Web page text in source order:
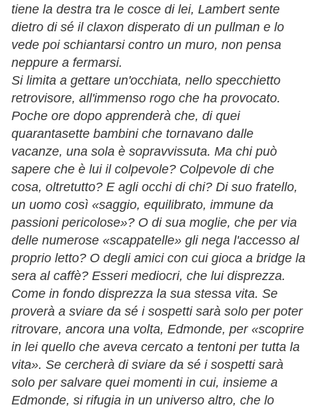
tiene la destra tra le cosce di lei, Lambert sente
dietro di sé il claxon disperato di un pullman e lo
vede poi schiantarsi contro un muro, non pensa
neppure a fermarsi.
Si limita a gettare un'occhiata, nello specchietto
retrovisore, all'immenso rogo che ha provocato.
Poche ore dopo apprenderà che, di quei
quarantasette bambini che tornavano dalle
vacanze, una sola è sopravvissuta. Ma chi può
sapere che è lui il colpevole? Colpevole di che
cosa, oltretutto? E agli occhi di chi? Di suo fratello,
un uomo così «saggio, equilibrato, immune da
passioni pericolose»? O di sua moglie, che per via
delle numerose «scappatelle» gli nega l'accesso al
proprio letto? O degli amici con cui gioca a bridge la
sera al caffè? Esseri mediocri, che lui disprezza.
Come in fondo disprezza la sua stessa vita. Se
proverà a sviare da sé i sospetti sarà solo per poter
ritrovare, ancora una volta, Edmonde, per «scoprire
in lei quello che aveva cercato a tentoni per tutta la
vita». Se cercherà di sviare da sé i sospetti sarà
solo per salvare quei momenti in cui, insieme a
Edmonde, si rifugia in un universo altro, che lo